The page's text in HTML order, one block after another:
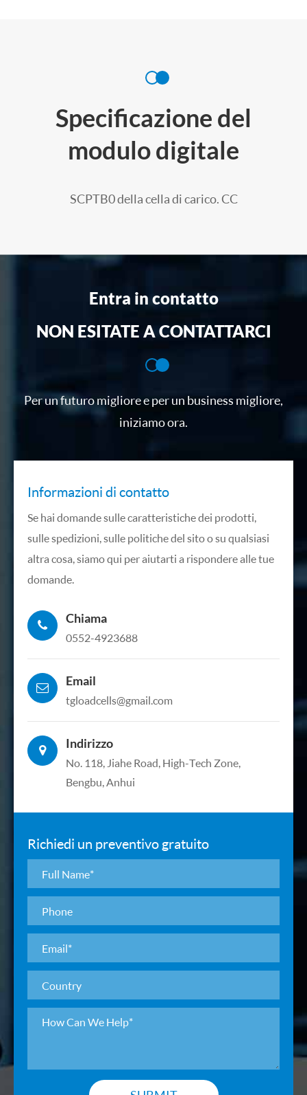
Specificazione del
modulo digitale
SCPTB0 della cella di carico. CC
Entra in contatto
NON ESITATE A CONTATTARCI
Per un futuro migliore e per un business migliore,
iniziamo ora.
Informazioni di contatto
Se hai domande sulle caratteristiche dei prodotti,
sulle spedizioni, sulle politiche del sito o su qualsiasi
altra cosa, siamo qui per aiutarti a rispondere alle tue
domande.
Chiama
0552-4923688
Email
tgloadcells@gmail.com
Indirizzo
No. 118, Jiahe Road, High-Tech Zone,
Bengbu, Anhui
Richiedi un preventivo gratuito